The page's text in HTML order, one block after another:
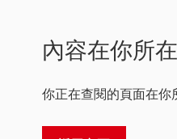
內容在你所
你正在查閱的頁面在你